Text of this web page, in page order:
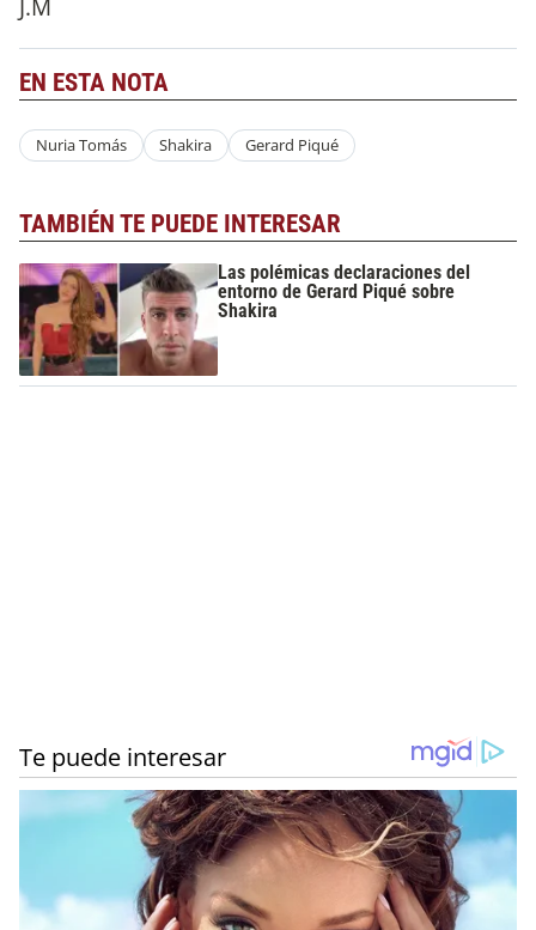
J.M
EN ESTA NOTA
Nuria Tomás Shakira Gerard Piqué
TAMBIÉN TE PUEDE INTERESAR
Las polémicas declaraciones del
entorno de Gerard Piqué sobre
Shakira